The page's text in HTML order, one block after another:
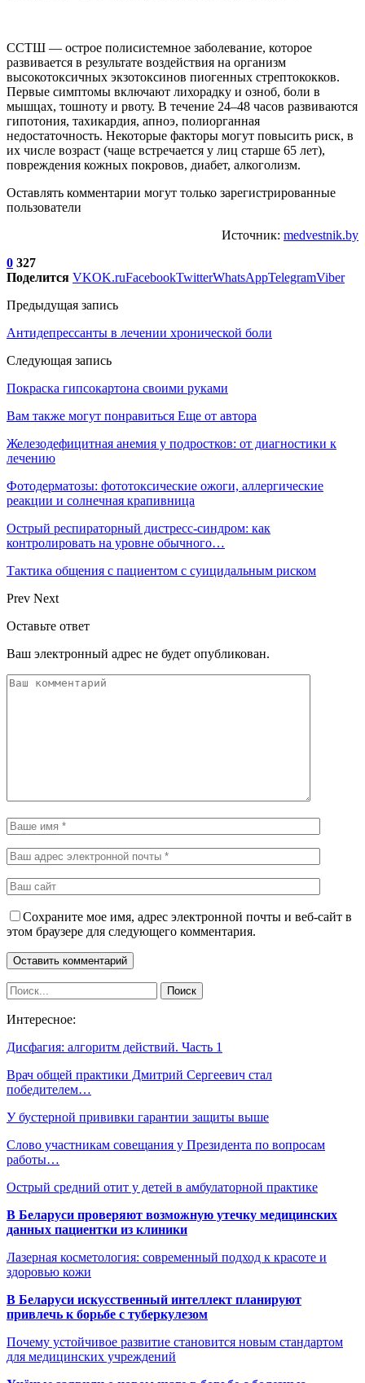
ССТШ — острое полисистемное заболевание, которое
развивается в результате воздействия на организм
высокотоксичных экзотоксинов пиогенных стрептококков.
Первые симптомы включают лихорадку и озноб, боли в
мышцах, тошноту и рвоту. В течение 24–48 часов развиваются
гипотония, тахикардия, апноэ, полиорганная
недостаточность. Некоторые факторы могут повысить риск, в
их числе возраст (чаще встречается у лиц старше 65 лет),
повреждения кожных покровов, диабет, алкоголизм.
Оставлять комментарии могут только зарегистрированные
пользователи
Источник: medvestnik.by
0 327
Поделится VKOK.ruFacebookTwitterWhatsAppTelegramViber
Предыдущая запись
Антидепрессанты в лечении хронической боли
Следующая запись
Покраска гипсокартона своими руками
Вам также могут понравиться Еще от автора
Железодефицитная анемия у подростков: от диагностики к
лечению
Фотодерматозы: фототоксические ожоги, аллергические
реакции и солнечная крапивница
Острый респираторный дистресс-синдром: как
контролировать на уровне обычного…
Тактика общения с пациентом с суицидальным риском
Prev Next
Оставьте ответ
Ваш электронный адрес не будет опубликован.
Сохраните мое имя, адрес электронной почты и веб-сайт в
этом браузере для следующего комментария.
Интересное:
Дисфагия: алгоритм действий. Часть 1
Врач общей практики Дмитрий Сергеевич стал
победителем…
У бустерной прививки гарантии защиты выше
Слово участникам совещания у Президента по вопросам
работы…
Острый средний отит у детей в амбулаторной практике
В Беларуси проверяют возможную утечку медицинских
данных пациентки из клиники
Лазерная косметология: современный подход к красоте и
здоровью кожи
В Беларуси искусственный интеллект планируют
привлечь к борьбе с туберкулезом
Почему устойчивое развитие становится новым стандартом
для медицинских учреждений